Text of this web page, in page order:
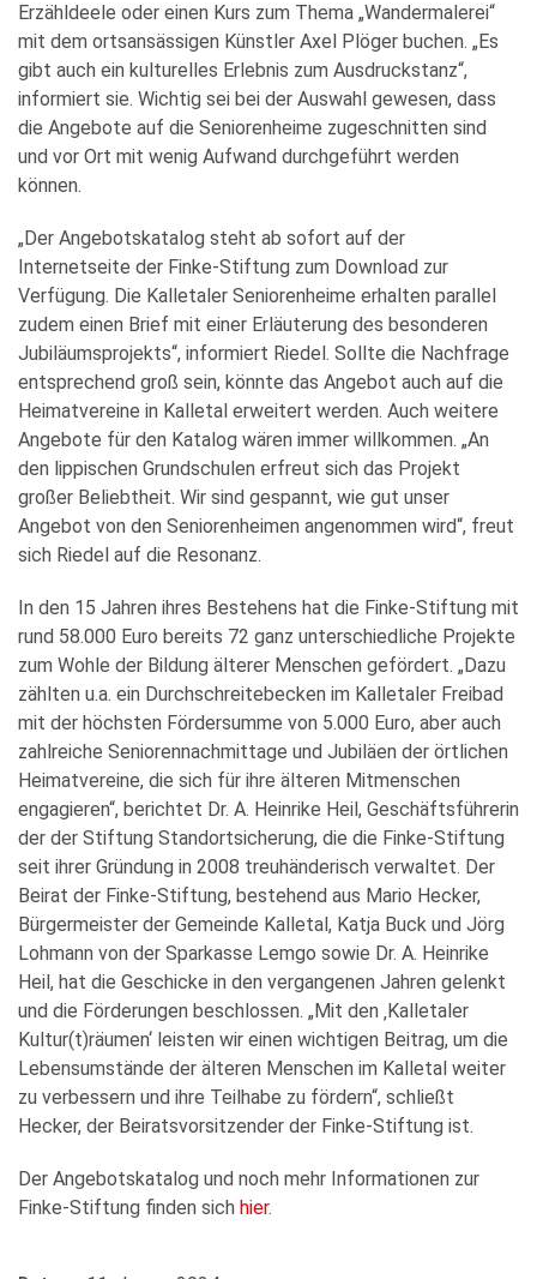
Erzähldeele oder einen Kurs zum Thema „Wandermalerei“
mit dem ortsansässigen Künstler Axel Plöger buchen. „Es
gibt auch ein kulturelles Erlebnis zum Ausdruckstanz“,
informiert sie. Wichtig sei bei der Auswahl gewesen, dass
die Angebote auf die Seniorenheime zugeschnitten sind
und vor Ort mit wenig Aufwand durchgeführt werden
können.
„Der Angebotskatalog steht ab sofort auf der
Internetseite der Finke-Stiftung zum Download zur
Verfügung. Die Kalletaler Seniorenheime erhalten parallel
zudem einen Brief mit einer Erläuterung des besonderen
Jubiläumsprojekts“, informiert Riedel. Sollte die Nachfrage
entsprechend groß sein, könnte das Angebot auch auf die
Heimatvereine in Kalletal erweitert werden. Auch weitere
Angebote für den Katalog wären immer willkommen. „An
den lippischen Grundschulen erfreut sich das Projekt
großer Beliebtheit. Wir sind gespannt, wie gut unser
Angebot von den Seniorenheimen angenommen wird“, freut
sich Riedel auf die Resonanz.
In den 15 Jahren ihres Bestehens hat die Finke-Stiftung mit
rund 58.000 Euro bereits 72 ganz unterschiedliche Projekte
zum Wohle der Bildung älterer Menschen gefördert. „Dazu
zählten u.a. ein Durchschreitebecken im Kalletaler Freibad
mit der höchsten Fördersumme von 5.000 Euro, aber auch
zahlreiche Seniorennachmittage und Jubiläen der örtlichen
Heimatvereine, die sich für ihre älteren Mitmenschen
engagieren“, berichtet Dr. A. Heinrike Heil, Geschäftsführerin
der der Stiftung Standortsicherung, die die Finke-Stiftung
seit ihrer Gründung in 2008 treuhänderisch verwaltet. Der
Beirat der Finke-Stiftung, bestehend aus Mario Hecker,
Bürgermeister der Gemeinde Kalletal, Katja Buck und Jörg
Lohmann von der Sparkasse Lemgo sowie Dr. A. Heinrike
Heil, hat die Geschicke in den vergangenen Jahren gelenkt
und die Förderungen beschlossen. „Mit den ‚Kalletaler
Kultur(t)räumen‘ leisten wir einen wichtigen Beitrag, um die
Lebensumstände der älteren Menschen im Kalletal weiter
zu verbessern und ihre Teilhabe zu fördern“, schließt
Hecker, der Beiratsvorsitzender der Finke-Stiftung ist.
Der Angebotskatalog und noch mehr Informationen zur
Finke-Stiftung finden sich hier.